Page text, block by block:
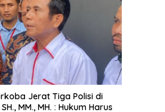
Jerat Tiga Polisi di
MM., MH. : Hukum Harus